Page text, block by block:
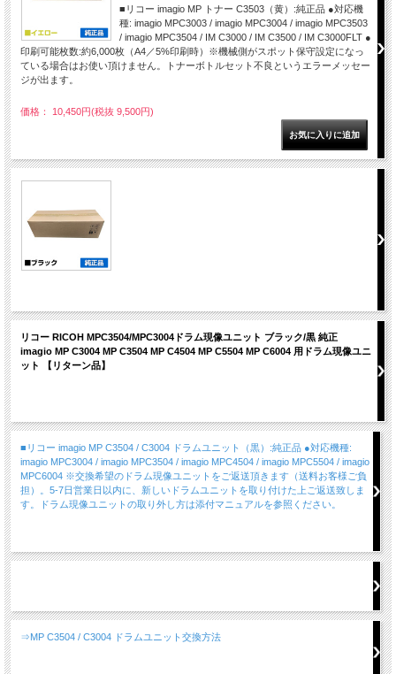
■リコー imagio MP トナー C3503（黄）:純正品 ●対応機
種: imagio MPC3003 / imagio MPC3004 / imagio MPC3503
/ imagio MPC3504 / IM C3000 / IM C3500 / IM C3000FLT ●
印刷可能枚数:約6,000枚（A4／5%印刷時）※機械側がスポット保守設定になっ
ている場合はお使い頂けません。トナーボトルセット不良というエラーメッセー
ジが出ます。
価格： 10,450円(税抜 9,500円)
リコー RICOH MPC3504/MPC3004ドラム現像ユニット ブラック/黒 純正
imagio MP C3004 MP C3504 MP C4504 MP C5504 MP C6004 用ドラム現像ユニ
ット 【リターン品】
■リコー imagio MP C3504 / C3004 ドラムユニット（黒）:純正品 ●対応機種:
imagio MPC3004 / imagio MPC3504 / imagio MPC4504 / imagio MPC5504 / imagio
MPC6004 ※交換希望のドラム現像ユニットをご返送頂きます（送料お客様ご負
担）。5-7日営業日以内に、新しいドラムユニットを取り付けた上ご返送致しま
す。ドラム現像ユニットの取り外し方は添付マニュアルを参照ください。
⇒MP C3504 / C3004 ドラムユニット交換方法